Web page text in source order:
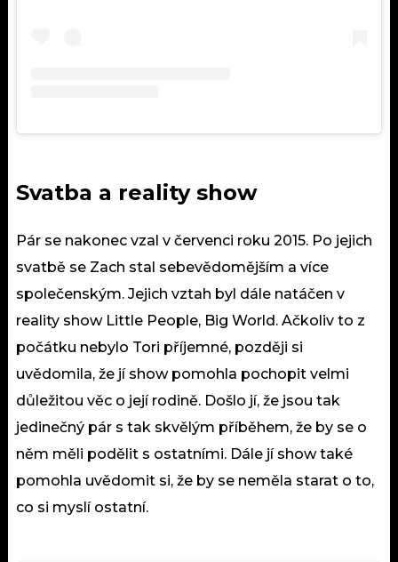
Svatba a reality show
Pár se nakonec vzal v červenci roku 2015. Po jejich
svatbě se Zach stal sebevědomějším a více
společenským. Jejich vztah byl dále natáčen v
reality show Little People, Big World. Ačkoliv to z
počátku nebylo Tori příjemné, později si
uvědomila, že jí show pomohla pochopit velmi
důležitou věc o její rodině. Došlo jí, že jsou tak
jedinečný pár s tak skvělým příběhem, že by se o
něm měli podělit s ostatními. Dále jí show také
pomohla uvědomit si, že by se neměla starat o to,
co si myslí ostatní.